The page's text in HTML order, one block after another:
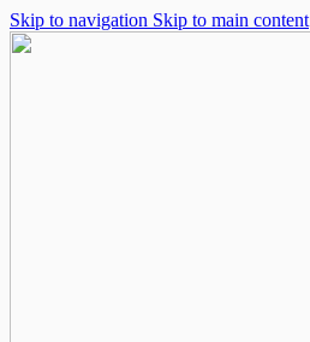
Skip to navigation Skip to main content